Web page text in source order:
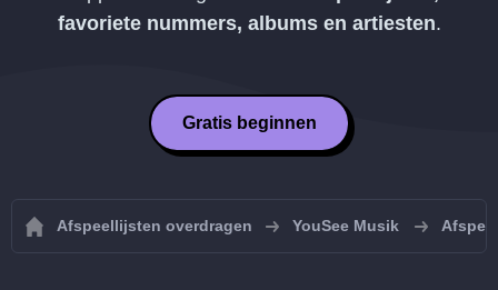
favoriete nummers, albums en artiesten.
Gratis beginnen
Afspeellijsten overdragen YouSee Musik